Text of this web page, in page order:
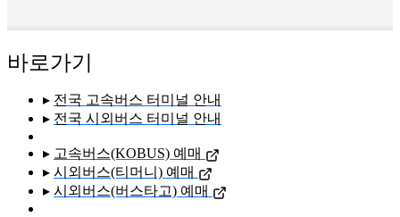
바로가기
▸ 전국 고속버스 터미널 안내
▸ 전국 시외버스 터미널 안내
▸ 고속버스(KOBUS) 예매
▸ 시외버스(티머니) 예매
▸ 시외버스(버스타고) 예매